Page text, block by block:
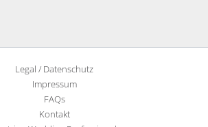
Legal / Datenschutz
Impressum
FAQs
Kontakt